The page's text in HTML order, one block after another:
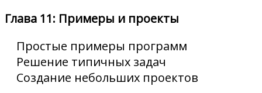
Глава 11: Примеры и проекты
Простые примеры программ
Решение типичных задач
Создание небольших проектов